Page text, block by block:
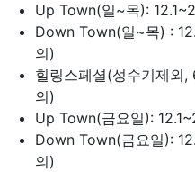
Up Town(일~목):
Down Town(일~목) :
의)
힐링스페셜(성수기제외,
의)
Up Town(금요일):
Down Town(금요일):
의)